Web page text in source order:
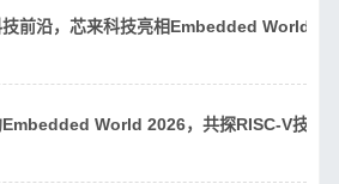
前沿，芯来科技亮相Embedded World
World 2026，共探RISC-V技术